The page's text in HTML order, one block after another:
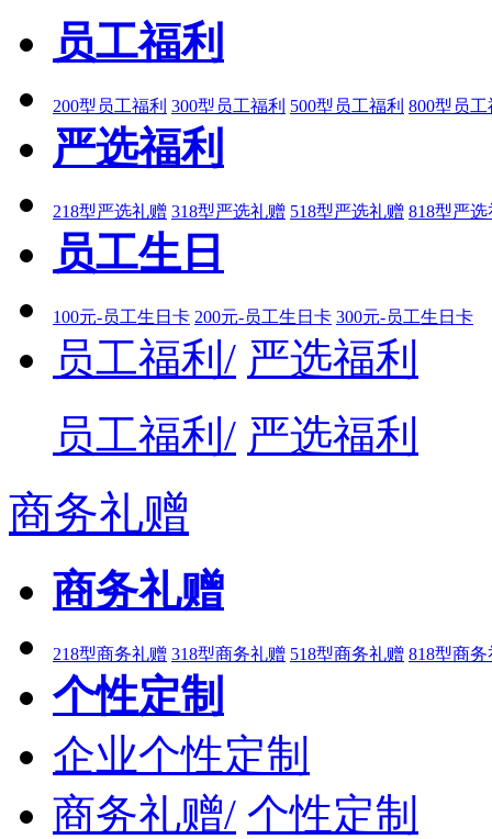
员工福利
200型员工福利 300型员工福利 500型员工福利 800型员工
严选福利
218型严选礼赠 318型严选礼赠 518型严选礼赠 818型严选
员工生日
100元-员工生日卡 200元-员工生日卡 300元-员工生日卡
员工福利/ 严选福利
员工福利/ 严选福利
商务礼赠
商务礼赠
218型商务礼赠 318型商务礼赠 518型商务礼赠 818型商务
个性定制
企业个性定制
商务礼赠/ 个性定制